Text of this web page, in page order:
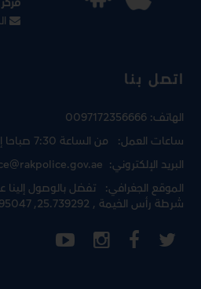
اتصل بنا
الهاتف:0097172356666
ساعات العمل: من الساعة 7:30 صباحا إلى الساعة 3:30 بعد الظهر
البريد الإلكتروني:rakpolice@rakpolice.gov.ae
الموقع الجغرافي: تفضل بالوصول إلينا عبر
شرطة رأس الخيمة, 25.739292, 55.895047